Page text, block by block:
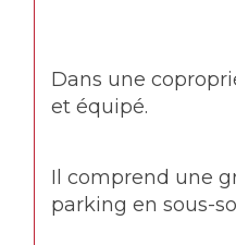
Dans une
et équipé.
Il comprend une
parking en sous-